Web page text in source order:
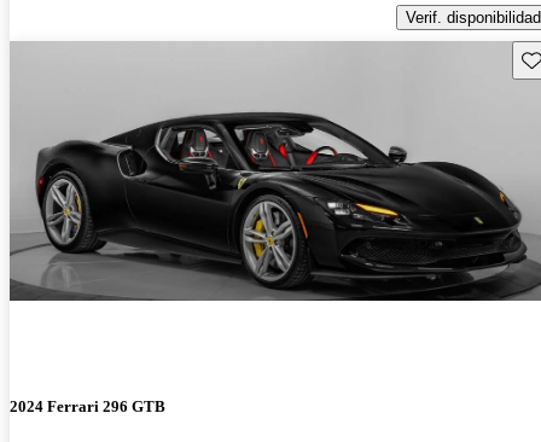
Verif. disponibilidad
2024 Ferrari 296 GTB